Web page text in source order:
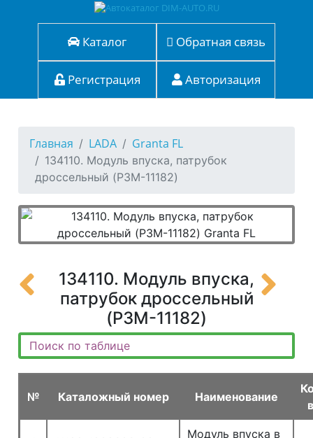
Каталог Обратная связь
Регистрация Авторизация
Главная LADA Granta FL
134110. Модуль впуска, патрубок
дроссельный (P3M-11182)
134110. Модуль впуска,
патрубок дроссельный
(P3M-11182)
№ Каталожный номер Наименование
Модуль впуска в